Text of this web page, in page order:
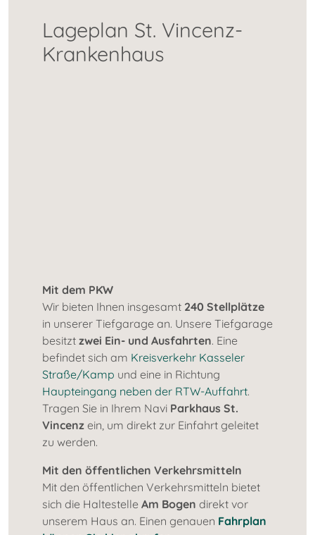
Lageplan St. Vincenz-
Krankenhaus
Mit dem PKW
Wir bieten Ihnen insgesamt 240 Stellplätze
in unserer Tiefgarage an. Unsere Tiefgarage
besitzt zwei Ein- und Ausfahrten. Eine
befindet sich am Kreisverkehr Kasseler
Straße/Kamp und eine in Richtung
Haupteingang neben der RTW-Auffahrt.
Tragen Sie in Ihrem Navi Parkhaus St.
Vincenz ein, um direkt zur Einfahrt geleitet
zu werden.
Mit den öffentlichen Verkehrsmitteln
Mit den öffentlichen Verkehrsmitteln bietet
sich die Haltestelle Am Bogen direkt vor
unserem Haus an. Einen genauen Fahrplan